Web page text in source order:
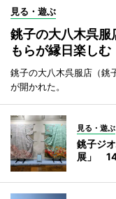
見る・遊ぶ
銚子の大八木呉
もらが縁日楽しむ
銚子の大八木呉服店（銚
が開かれた。
見る・遊ぶ
銚子ジ
展」